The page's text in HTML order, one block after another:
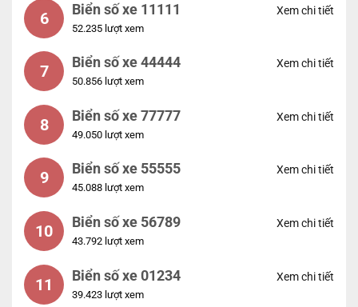
6 Biển số xe 11111
52.235 lượt xem
Xem chi tiết
7 Biển số xe 44444
50.856 lượt xem
Xem chi tiết
8 Biển số xe 77777
49.050 lượt xem
Xem chi tiết
9 Biển số xe 55555
45.088 lượt xem
Xem chi tiết
10 Biển số xe 56789
43.792 lượt xem
Xem chi tiết
11 Biển số xe 01234
39.423 lượt xem
Xem chi tiết